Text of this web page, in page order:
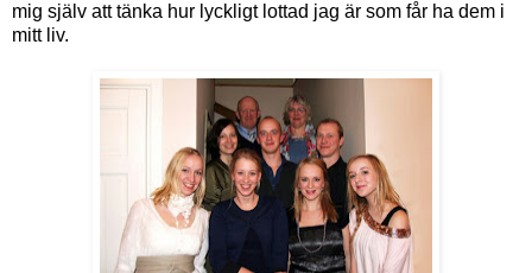
mig själv att tänka hur lyckligt lottad jag är som får ha dem i
mitt liv.